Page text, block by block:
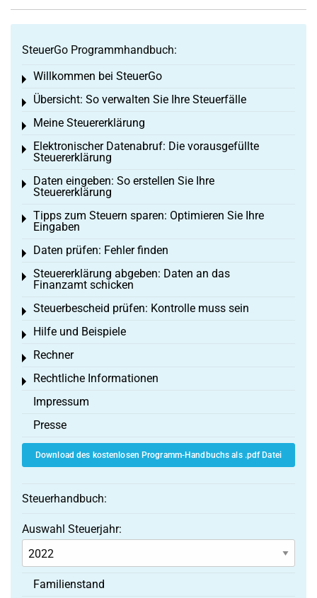
SteuerGo Programmhandbuch:
Willkommen bei SteuerGo
Toggle menu
Übersicht: So verwalten Sie Ihre Steuerfälle
Toggle menu
Meine Steuererklärung
Toggle menu
Elektronischer Datenabruf: Die vorausgefüllte
Steuererklärung
Toggle menu
Daten eingeben: So erstellen Sie Ihre
Steuererklärung
Toggle menu
Tipps zum Steuern sparen: Optimieren Sie Ihre
Eingaben
Toggle menu
Daten prüfen: Fehler finden
Toggle menu
Steuererklärung abgeben: Daten an das
Finanzamt schicken
Toggle menu
Steuerbescheid prüfen: Kontrolle muss sein
Toggle menu
Hilfe und Beispiele
Toggle menu
Rechner
Toggle menu
Rechtliche Informationen
Toggle menu
Impressum
Presse
Download des kostenlosen Programm-Handbuchs als .pdf Datei
Steuerhandbuch:
Auswahl Steuerjahr:
Familienstand